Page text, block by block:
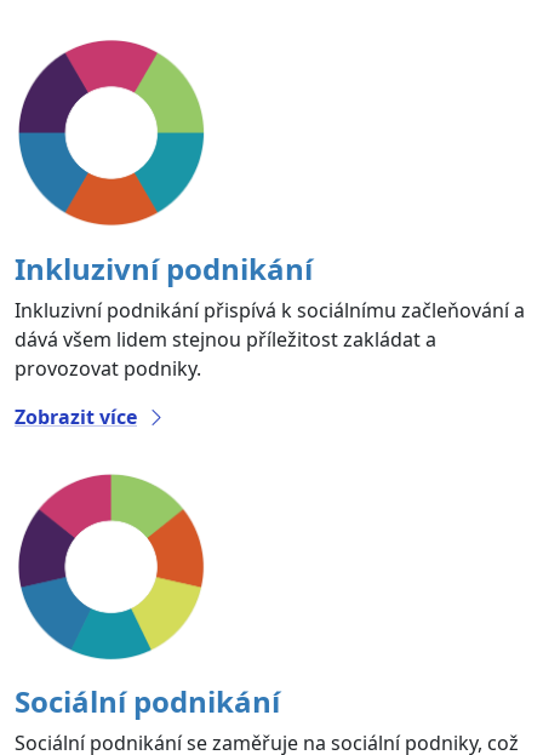
Inkluzivní podnikání
Inkluzivní podnikání přispívá k sociálnímu začleňování a
dává všem lidem stejnou příležitost zakládat a
provozovat podniky.
Zobrazit více
Sociální podnikání
Sociální podnikání se zaměřuje na sociální podniky, což